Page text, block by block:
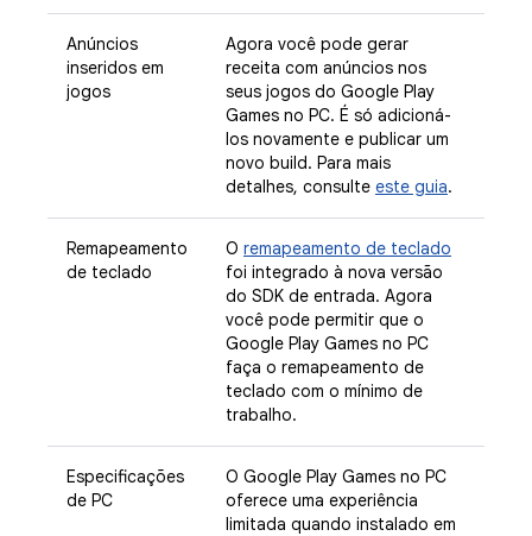
Anúncios
inseridos em
jogos
Agora você pode gerar
receita com anúncios nos
seus jogos do Google Play
Games no PC. É só adicioná-
los novamente e publicar um
novo build. Para mais
detalhes, consulte este guia.
Remapeamento
de teclado
O remapeamento de teclado
foi integrado à nova versão
do SDK de entrada. Agora
você pode permitir que o
Google Play Games no PC
faça o remapeamento de
teclado com o mínimo de
trabalho.
Especificações
de PC
O Google Play Games no PC
oferece uma experiência
limitada quando instalado em